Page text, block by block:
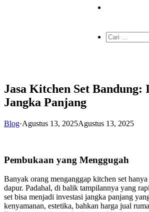
Cari
untuk:
Jasa Kitchen Set Bandung:
Jangka Panjang
Blog·Agustus 13, 2025Agustus 13, 2025
Pembukaan yang Menggugah
Banyak orang menganggap kitchen set
dapur. Padahal, di balik tampilannya yang
set bisa menjadi investasi jangka panjang
kenyamanan, estetika, bahkan harga jual